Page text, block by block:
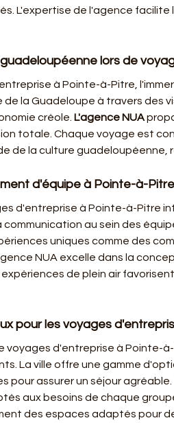
L'expertise de l'agence
lors de
à Pointe-à-Pitre,
de la Guadeloupe à travers des
créole. L'agence NUA
totale. Chaque voyage est
de la culture
d'équipe à Pointe-à-
d'entreprise à Pointe-à-Pitre
au sein des
uniques comme des
NUA excelle dans la
de plein air
pour les voyages
voyages d'entreprise à Pointe-
La ville offre une gamme
pour assurer un séjour
aux besoins de chaque
des espaces adaptés pour